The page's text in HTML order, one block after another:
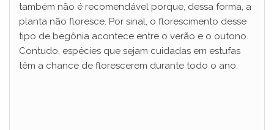
também não é recomendável porque, dessa forma, a
planta não floresce. Por sinal, o florescimento desse
tipo de begônia acontece entre o verão e o outono.
Contudo, espécies que sejam cuidadas em estufas
têm a chance de florescerem durante todo o ano.